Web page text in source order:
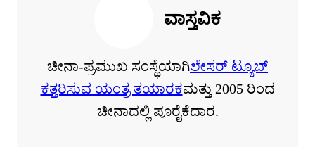
ವಾಸ್ತವಿಕ
ಚೀನಾ-ಪ್ರಮುಖ ಸಂಸ್ಥೆಯಾಗಿಲೇಸರ್ ಟ್ಯೂಬ್
ಕತ್ತರಿಸುವ ಯಂತ್ರ ತಯಾರಕಮತ್ತು 2005 ರಿಂದ
ಚೀನಾದಲ್ಲಿ ಪೂರೈಕೆದಾರ.